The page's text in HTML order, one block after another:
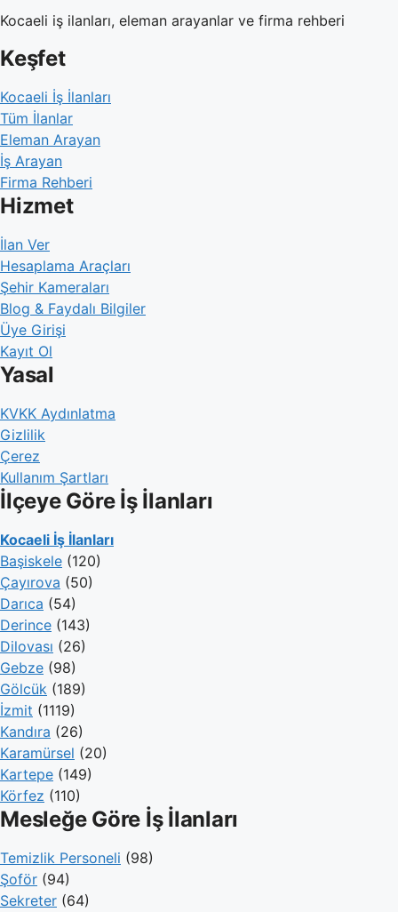
Kocaeli iş ilanları, eleman arayanlar ve firma rehberi
Keşfet
Kocaeli İş İlanları
Tüm İlanlar
Eleman Arayan
İş Arayan
Firma Rehberi
Hizmet
İlan Ver
Hesaplama Araçları
Şehir Kameraları
Blog & Faydalı Bilgiler
Üye Girişi
Kayıt Ol
Yasal
KVKK Aydınlatma
Gizlilik
Çerez
Kullanım Şartları
İlçeye Göre İş İlanları
Kocaeli İş İlanları
Başiskele (120)
Çayırova (50)
Darıca (54)
Derince (143)
Dilovası (26)
Gebze (98)
Gölcük (189)
İzmit (1119)
Kandıra (26)
Karamürsel (20)
Kartepe (149)
Körfez (110)
Mesleğe Göre İş İlanları
Temizlik Personeli (98)
Şoför (94)
Sekreter (64)